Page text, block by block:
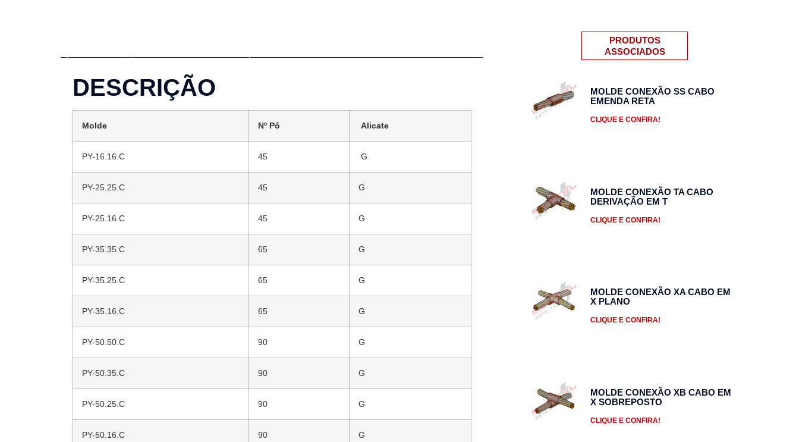
DESCRIÇÃO
Molde Nº Pó Alicate
PY-16.16.C 45 G
PY-25.25.C 45 G
PY-25.16.C 45 G
PY-35.35.C 65 G
PY-35.25.C 65 G
PY-35.16.C 65 G
PY-50.50.C 90 G
PY-50.35.C 90 G
PY-50.25.C 90 G
PY-50.16.C 90 G
PRODUTOS
ASSOCIADOS
MOLDE CONEXÃO SS CABO
EMENDA RETA
CLIQUE E CONFIRA!
MOLDE CONEXÃO TA CABO
DERIVAÇÃO EM T
CLIQUE E CONFIRA!
MOLDE CONEXÃO XA CABO EM
X PLANO
CLIQUE E CONFIRA!
MOLDE CONEXÃO XB CABO EM
X SOBREPOSTO
CLIQUE E CONFIRA!